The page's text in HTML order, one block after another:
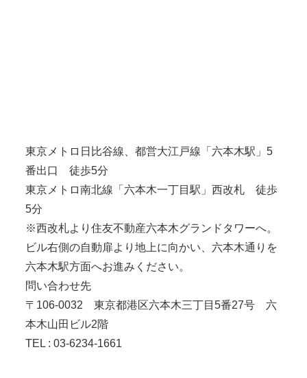
東京メトロ日比谷線、都営大江戸線「六本木駅」5
番出口 徒歩5分
東京メトロ南北線「六本木一丁目駅」西改札 徒歩
5分
※西改札より住友不動産六本木グランドタワーへ。
ビル右側の自動扉より地上に向かい、六本木通りを
六本木駅方面へお進みください。
問い合わせ先
〒106-0032 東京都港区六本木三丁目5番27号 六
本木山田ビル2階
TEL : 03-6234-1661